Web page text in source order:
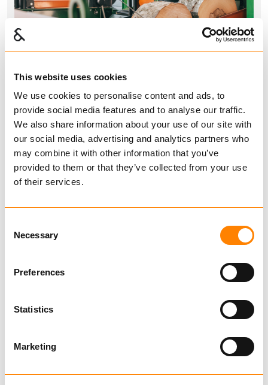
This website uses cookies
We use cookies to personalise content and ads, to
provide social media features and to analyse our traffic.
We also share information about your use of our site with
our social media, advertising and analytics partners who
may combine it with other information that you’ve
provided to them or that they’ve collected from your use
of their services.
Selection
Necessary
Preferences
Statistics
Marketing
Om POSCH
POSCH har i snart 80 år utviklet
maskiner som gjør trearbeid
enklere, smartere og tryggere.
nå av tredje generasjon, med
Alle maskiner utvikles og
fokus på kvalitet, innovasjon og
garanteres i opptil 20 år, og
fortsatt i drift etter flere tiår.